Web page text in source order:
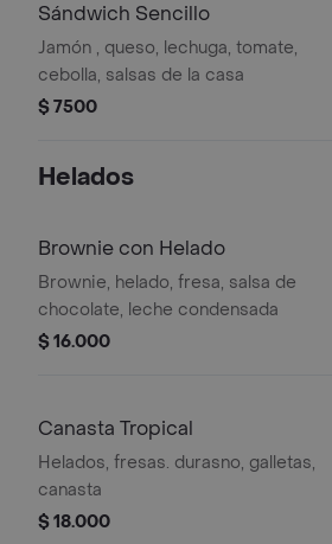
Sándwich Sencillo
Jamón , queso, lechuga, tomate,
cebolla, salsas de la casa
$ 7500
Helados
Brownie con Helado
Brownie, helado, fresa, salsa de
chocolate, leche condensada
$ 16.000
Canasta Tropical
Helados, fresas. durasno, galletas,
canasta
$ 18.000